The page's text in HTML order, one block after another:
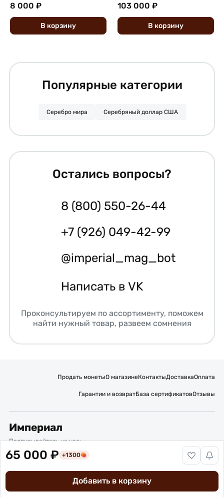
65 000 ₽ +1300
Добавить в корзину
8 000 ₽
В корзину
103 000 ₽
В корзину
Популярные категории
Серебро мира Серебряный доллар США
Остались вопросы?
8 (800) 550-26-44
+7 (926) 049-42-99
@imperial_mag_bot
Написать в VK
Проконсультируем по ассортименту, поможем
найти нужный товар, развеем сомнения
Продать монетыО магазинеКонтактыДоставкаОплата
Гарантии и возвратБаза сертификатовОтзывы
Империал
Подписывайтесь на нас:
Вакансии
Политика обработки персональных данных
© 2016 – 2026 ИП Титов Александр Михайлович